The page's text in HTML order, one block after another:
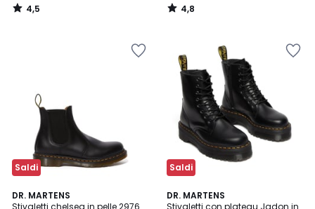
4,5
/
4,8
/
Saldi
DR. MARTENS
Stivaletti chelsea in pelle 2976
4,4
/ 5
Saldi
DR. MARTENS
Stivaletti con plateau Jadon in
4,8
/ 5